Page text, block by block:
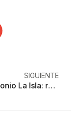
SIGUIENTE
San Antonio La Isla: radiografía del primer año de gobierno